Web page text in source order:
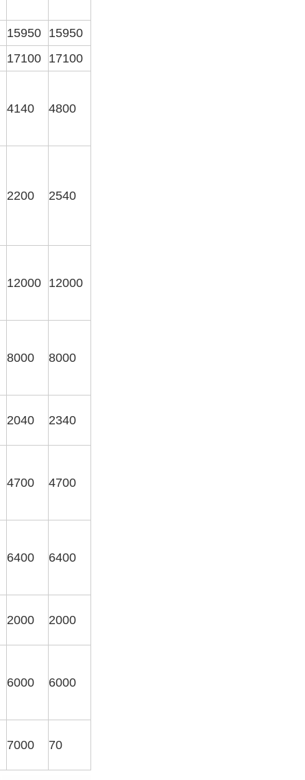
15950 15950
17100 17100
4140 4800
2200 2540
12000 12000
8000 8000
2040 2340
4700 4700
6400 6400
2000 2000
6000 6000
7000 70